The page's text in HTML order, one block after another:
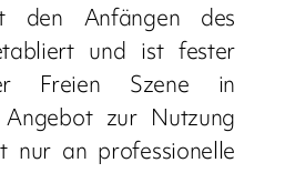
den Anfängen des
und ist fester
Freien Szene in
zur Nutzung
nur an professionelle